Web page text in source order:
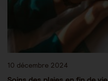
10 décembre 2024